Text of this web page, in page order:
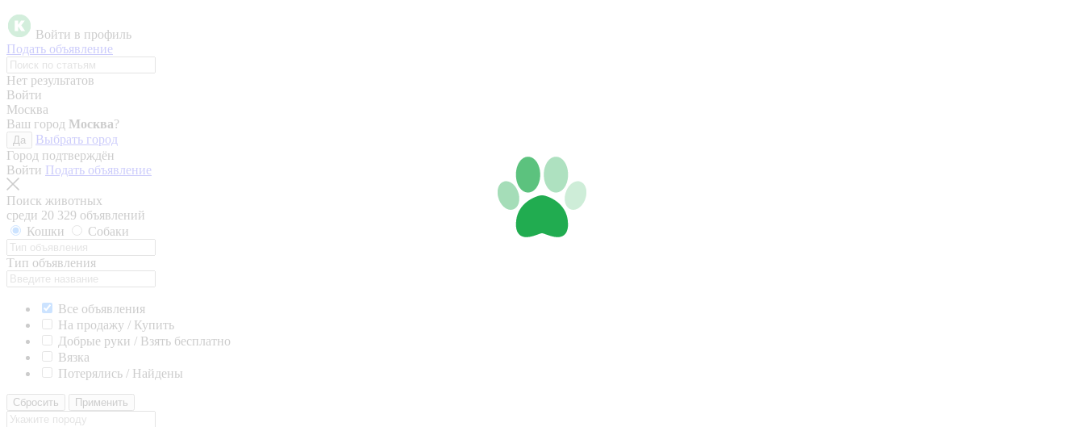
Войти в профиль
Подать объявление
Нет результатов
Войти
Москва
Ваш город Москва?
Да
Выбрать город
Город подтверждён
Войти Подать объявление
Поиск животных
среди 20 329 объявлений
Кошки
Собаки
Тип объявления
Все объявления
На продажу / Купить
Добрые руки / Взять бесплатно
Вязка
Потерялись / Найдены
Сбросить Применить